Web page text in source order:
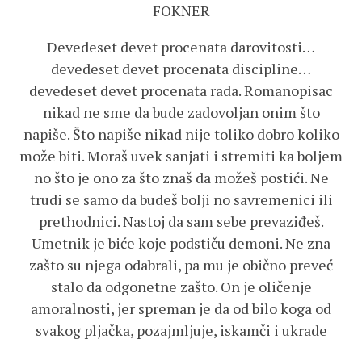
FOKNER
Devedeset devet procenata darovitosti…
devedeset devet procenata discipline…
devedeset devet procenata rada. Romanopisac
nikad ne sme da bude zadovoljan onim što
napiše. Što napiše nikad nije toliko dobro koliko
može biti. Moraš uvek sanjati i stremiti ka boljem
no što je ono za što znaš da možeš postići. Ne
trudi se samo da budeš bolji no savremenici ili
prethodnici. Nastoj da sam sebe prevaziđeš.
Umetnik je biće koje podstiču demoni. Ne zna
zašto su njega odabrali, pa mu je obično preveć
stalo da odgonetne zašto. On je oličenje
amoralnosti, jer spreman je da od bilo koga od
svakog pljačka, pozajmljuje, iskamči i ukrade